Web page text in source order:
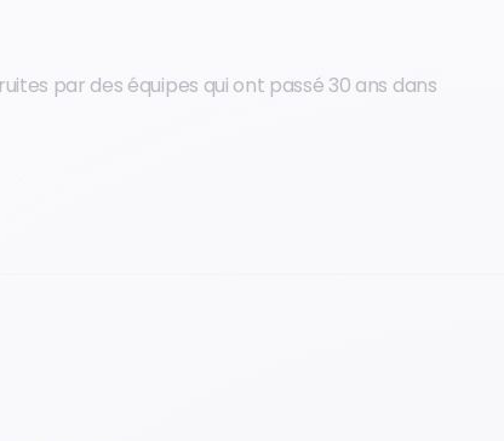
par des équipes qui ont passé 30 ans dans